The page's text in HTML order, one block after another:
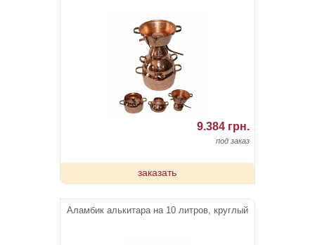
9.384 грн.
под заказ
заказать
Аламбик алькитара на 10 литров, круглый